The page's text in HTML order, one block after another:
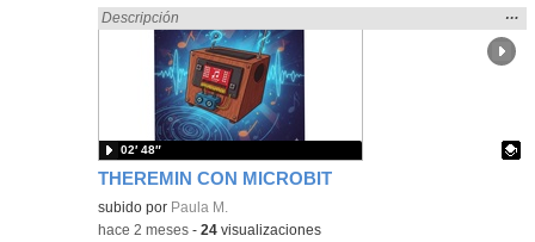
THEREMIN CON MICROBIT
Encontrado «Diseño» en:
Descripción
la
…
Contenido educativo.
subido por Paula M.
02′ 48″
-hace 2 meses -24 visualizaciones